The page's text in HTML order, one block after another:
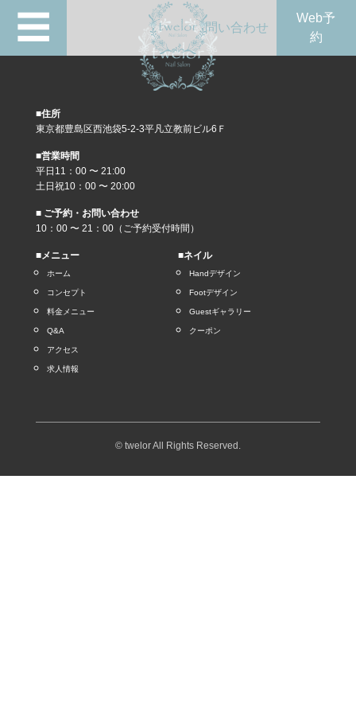
☰ 問い合わせ
Web予
約
■住所
東京都豊島区西池袋5-2-3平凡立教前ビル6Ｆ
■営業時間
平日11：00 〜 21:00
土日祝10：00 〜 20:00
■ ご予約・お問い合わせ
10：00 〜 21：00（ご予約受付時間）
■メニュー
ホーム
コンセプト
料金メニュー
Q&A
アクセス
求人情報
■ネイル
Handデザイン
Footデザイン
Guestギャラリー
クーポン
© twelor All Rights Reserved.